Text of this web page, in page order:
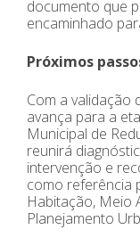
documento que
encaminhado
Próximos
Com a validação
avança para a
Municipal de
reunirá
intervenção e
como referência
Habitação, Meio
Planejamento